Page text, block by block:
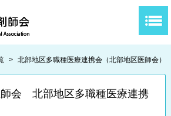
> 北部地区多職種医療連携会（北部地区医師会）
会 北部地区多職種医療連携